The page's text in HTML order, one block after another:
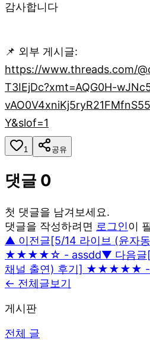
감사합니다
📌 외부 게시글:
https://www.threads.com/
T3IEjDc?xmt=AQG0H-
Y&slof=1
1 공유
댓글 0
첫 댓글을 남겨보세요.
댓글을 작성하려면 로그인이
▲ 이전글[5/14 라이브 (윤자
★★★★☆ - assdd▼ 다음글
채널 출연) 후기] ★★★★★ -
← 전체글보기
게시판
전체 글